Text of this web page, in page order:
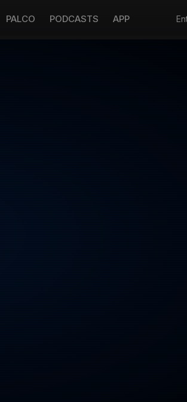
PALCO PODCASTS APP